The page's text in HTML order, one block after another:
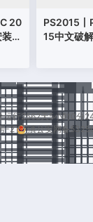
20
教
PS2015
15中文破
运行2562天5小时0分24
-2
滇公安网备